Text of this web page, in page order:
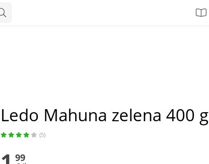
Ledo Mahuna zelena 400 g
(5)
99